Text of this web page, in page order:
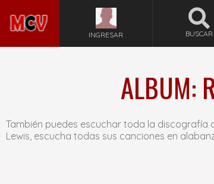
INGRESAR BUSCAR
ALBUM:
También puedes escuchar toda la
Lewis, escucha todas sus canciones en